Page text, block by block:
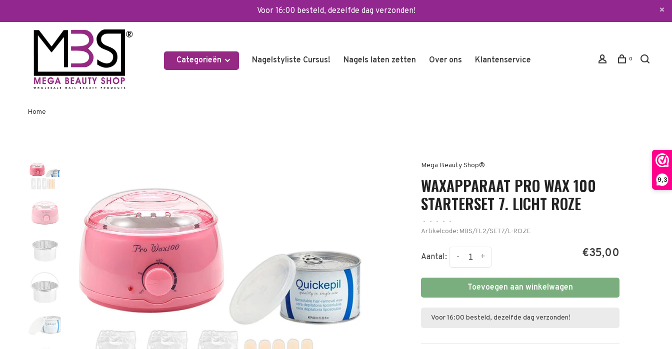
9,3
Voor 16:00 besteld, dezelfde dag verzonden!
Categorieën Nagelstyliste Cursus! Nagels laten zetten Over ons Klantenservice 0
Home
Mega Beauty Shop®
WAXAPPARAAT PRO WAX 100
STARTERSET 7. LICHT ROZE
• • • •
•
Artikelcode: MBS/FL2/SET7/L-ROZE
Aantal: +
- €35,00
Toevoegen aan winkelwagen
Voor 16:00 besteld, dezelfde dag verzonden!